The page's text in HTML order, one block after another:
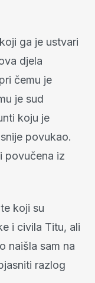
ga je ustvari
djela
čemu je
je sud
koju je
povukao.
povučena iz
koji su
i civila Titu, ali
naišla sam na
razlog